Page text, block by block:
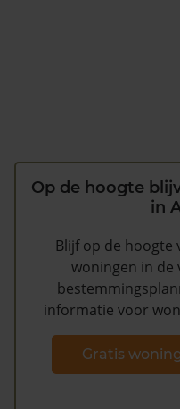
Op de hoogte
in
Blijf op de hoogte
woningen in de
informatie voor
Gratis